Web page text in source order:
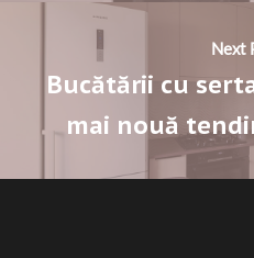
Next
Bucătării cu
mai nouă